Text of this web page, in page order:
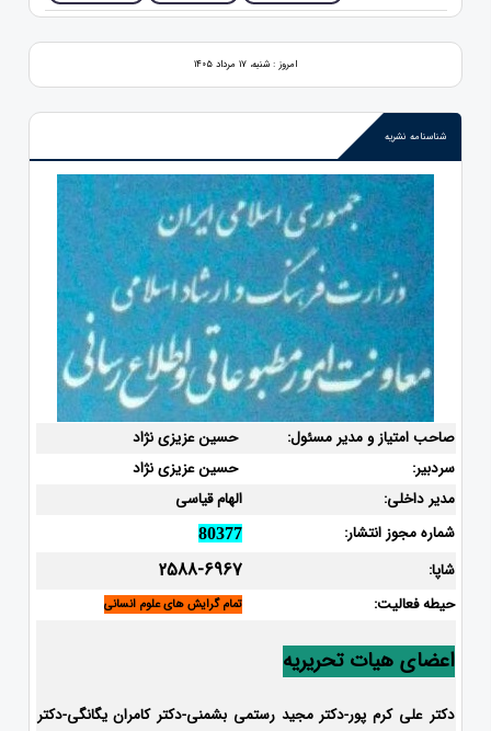
امروز : شنبه، ۱۷ مرداد ۱۴۰۵
شناسنامه نشریه
صاحب امتیاز و مدیر مسئول:
حسین عزیزی نژاد
سردبیر:
حسین عزیزی نژاد
مدیر داخلی:
الهام قیاسی
شماره مجوز انتشار:
80377
شاپا: 2588-6967
حیطه فعالیت: تمام گرایش های علوم انسانی
اعضای هیات تحریریه
دکتر علی کرم پور-دکتر مجید رستمی بشمنی-دکتر کامران یگانگی-دکتر